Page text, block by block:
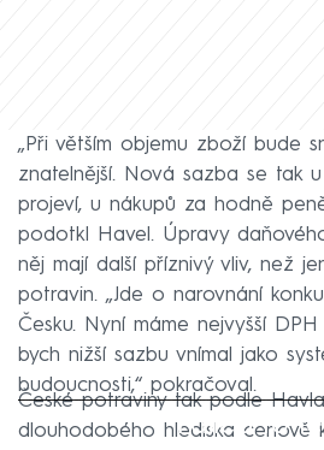
„Při větším objemu zboží bude
znatelnější. Nová sazba se tak
projeví, u nákupů za hodně
podotkl Havel. Úpravy
něj mají další příznivý vliv, než
potravin. „Jde o narovnání
Česku. Nyní máme nejvyšší
bych nižší sazbu vnímal jako
budoucnosti,“ pokračoval.
Failed to
České potraviny tak podle
dlouhodobého hlediska cenově